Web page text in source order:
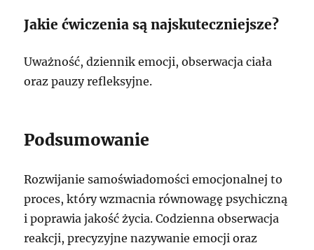
Jakie ćwiczenia są najskuteczniejsze?
Uważność, dziennik emocji, obserwacja ciała
oraz pauzy refleksyjne.
Podsumowanie
Rozwijanie samoświadomości emocjonalnej to
proces, który wzmacnia równowagę psychiczną
i poprawia jakość życia. Codzienna obserwacja
reakcji, precyzyjne nazywanie emocji oraz